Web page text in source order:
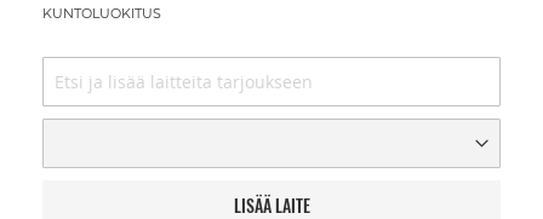
KUNTOLUOKITUS
LISÄÄ LAITE